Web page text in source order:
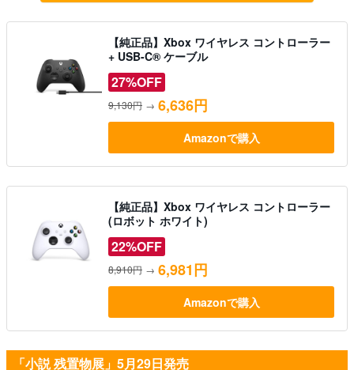
【純正品】Xbox ワイヤレス コントローラー
+ USB-C® ケーブル
27%OFF
9,130円 → 6,636円
Amazonで購入
【純正品】Xbox ワイヤレス コントローラー
(ロボット ホワイト)
22%OFF
8,910円 → 6,981円
Amazonで購入
「小説 残置物展」5月29日発売